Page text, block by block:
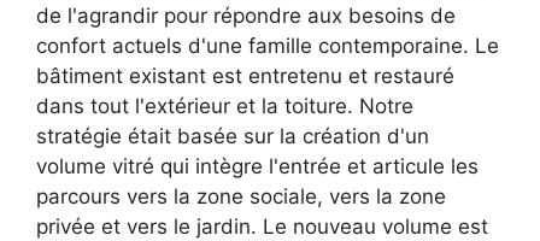
de l'agrandir pour répondre aux besoins de
confort actuels d'une famille contemporaine. Le
bâtiment existant est entretenu et restauré
dans tout l'extérieur et la toiture. Notre
stratégie était basée sur la création d'un
volume vitré qui intègre l'entrée et articule les
parcours vers la zone sociale, vers la zone
privée et vers le jardin. Le nouveau volume est